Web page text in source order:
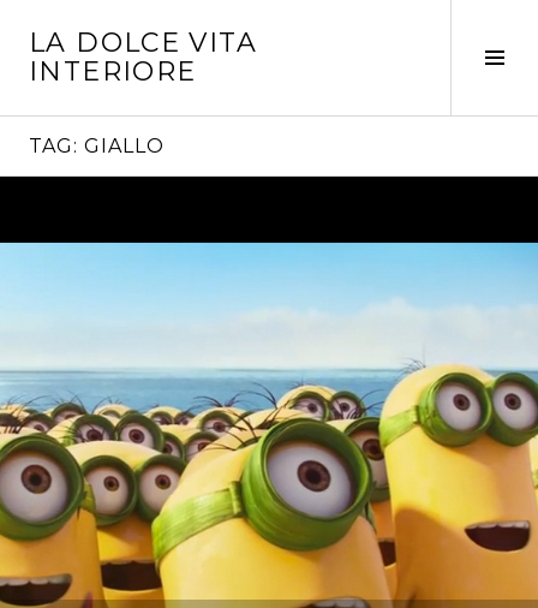
contenuto
LA DOLCE VITA
INTERIORE
TAG: GIALLO